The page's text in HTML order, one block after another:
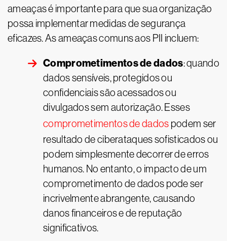
ameaças é importante para que sua organização
possa implementar medidas de segurança
eficazes. As ameaças comuns aos PII incluem:
Comprometimentos de dados: quando
dados sensíveis, protegidos ou
confidenciais são acessados ou
divulgados sem autorização. Esses
comprometimentos de dados podem ser
resultado de ciberataques sofisticados ou
podem simplesmente decorrer de erros
humanos. No entanto, o impacto de um
comprometimento de dados pode ser
incrivelmente abrangente, causando
danos financeiros e de reputação
significativos.